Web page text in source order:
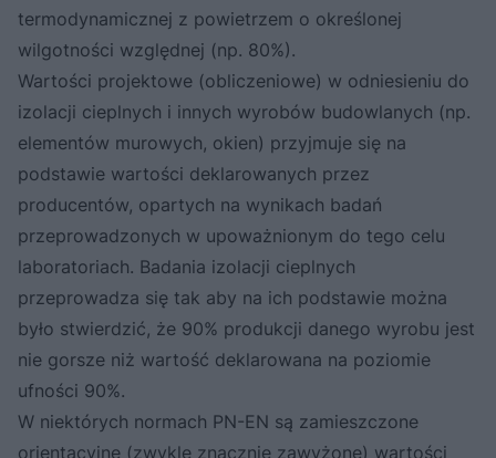
termodynamicznej z powietrzem o określonej
wilgotności względnej (np. 80%).
Wartości projektowe (obliczeniowe) w odniesieniu do
izolacji cieplnych i innych wyrobów budowlanych (np.
elementów murowych, okien) przyjmuje się na
podstawie wartości deklarowanych przez
producentów, opartych na wynikach badań
przeprowadzonych w upoważnionym do tego celu
laboratoriach. Badania izolacji cieplnych
przeprowadza się tak aby na ich podstawie można
było stwierdzić, że 90% produkcji danego wyrobu jest
nie gorsze niż wartość deklarowana na poziomie
ufności 90%.
W niektórych normach PN-EN są zamieszczone
orientacyjne (zwykle znacznie zawyżone) wartości